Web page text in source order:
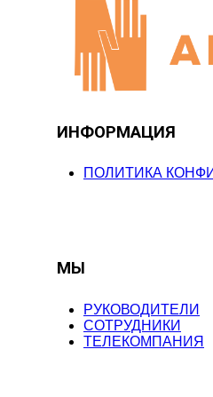
ИНФОРМАЦИЯ
ПОЛИТИКА
МЫ
РУКОВОДИТЕЛИ
СОТРУДНИКИ
ТЕЛЕКОМПАНИЯ